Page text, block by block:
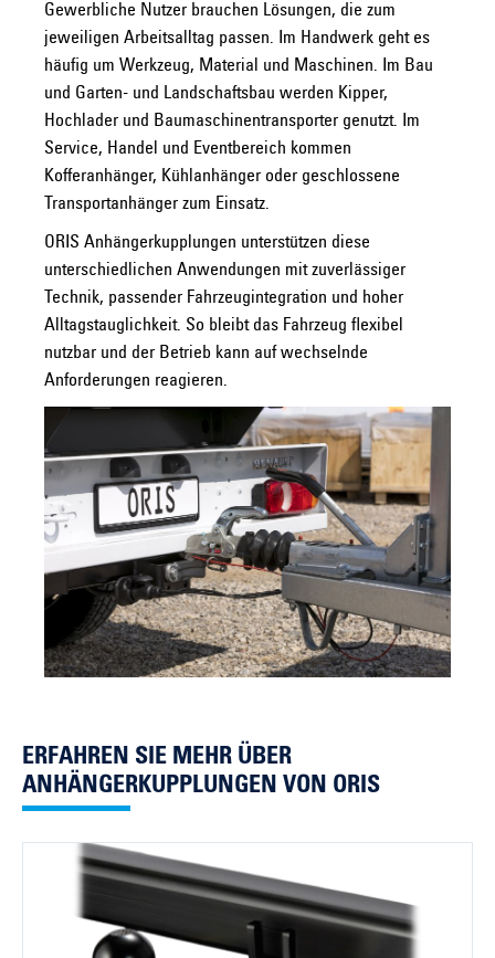
Gewerbliche Nutzer brauchen Lösungen, die zum
jeweiligen Arbeitsalltag passen. Im Handwerk geht es
häufig um Werkzeug, Material und Maschinen. Im Bau
und Garten- und Landschaftsbau werden Kipper,
Hochlader und Baumaschinentransporter genutzt. Im
Service, Handel und Eventbereich kommen
Kofferanhänger, Kühlanhänger oder geschlossene
Transportanhänger zum Einsatz.
ORIS Anhängerkupplungen unterstützen diese
unterschiedlichen Anwendungen mit zuverlässiger
Technik, passender Fahrzeugintegration und hoher
Alltagstauglichkeit. So bleibt das Fahrzeug flexibel
nutzbar und der Betrieb kann auf wechselnde
Anforderungen reagieren.
ERFAHREN SIE MEHR ÜBER
ANHÄNGERKUPPLUNGEN VON ORIS